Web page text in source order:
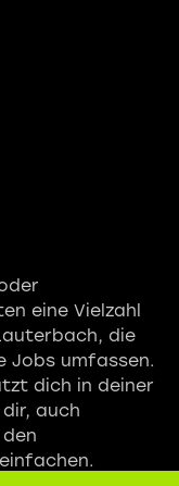
eine Vielzahl
die
Jobs umfassen.
dich in deiner
auch